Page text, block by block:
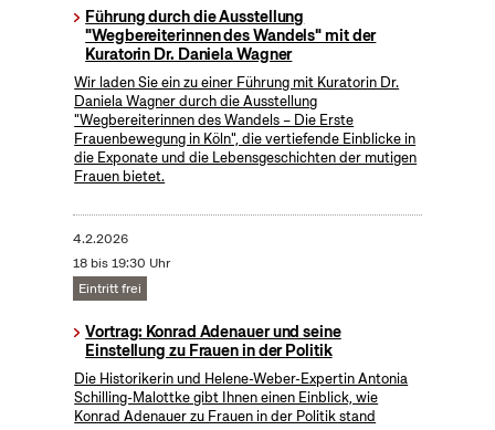
Führung durch die Ausstellung
"Wegbereiterinnen des Wandels" mit der
Kuratorin Dr. Daniela Wagner
Wir laden Sie ein zu einer Führung mit Kuratorin Dr.
Daniela Wagner durch die Ausstellung
"Wegbereiterinnen des Wandels – Die Erste
Frauenbewegung in Köln", die vertiefende Einblicke in
die Exponate und die Lebensgeschichten der mutigen
Frauen bietet.
4.2.2026
18 bis 19:30 Uhr
Eintritt frei
Vortrag: Konrad Adenauer und seine
Einstellung zu Frauen in der Politik
Die Historikerin und Helene-Weber-Expertin Antonia
Schilling-Malottke gibt Ihnen einen Einblick, wie
Konrad Adenauer zu Frauen in der Politik stand